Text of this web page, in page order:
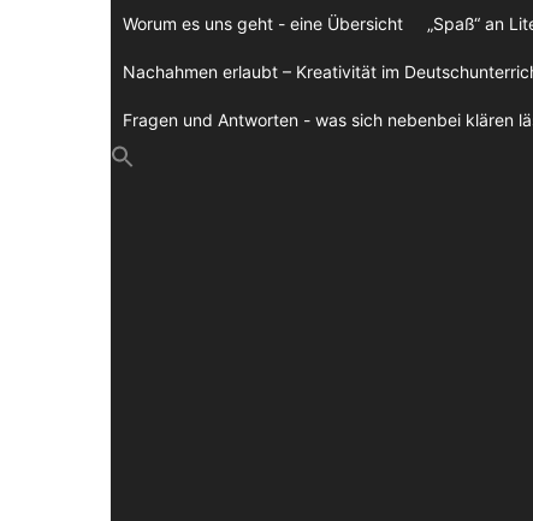
Worum es uns geht - eine Übersicht „Spaß“ an
Nachahmen erlaubt – Kreativität im
Fragen und Antworten - was sich nebenbei klären